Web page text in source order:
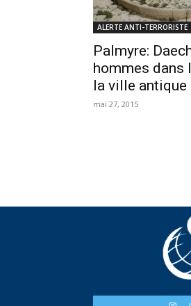
ALERTE ANTI-TERRORISTE
Palmyre:
hommes dans
la ville antique
mai 27, 2015